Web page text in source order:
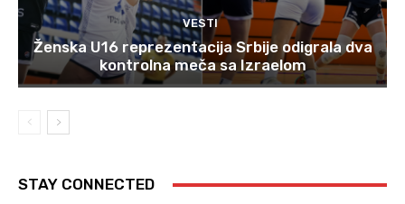
VESTI
Ženska U16 reprezentacija Srbije odigrala dva
kontrolna meča sa Izraelom
STAY CONNECTED